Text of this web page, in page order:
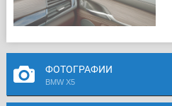
ФОТОГРАФИИ
BMW X5